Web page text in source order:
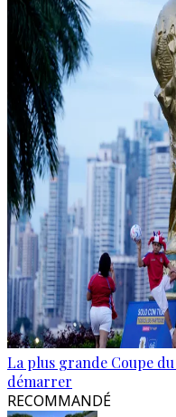
La plus grande Coupe
démarrer
RECOMMANDÉ